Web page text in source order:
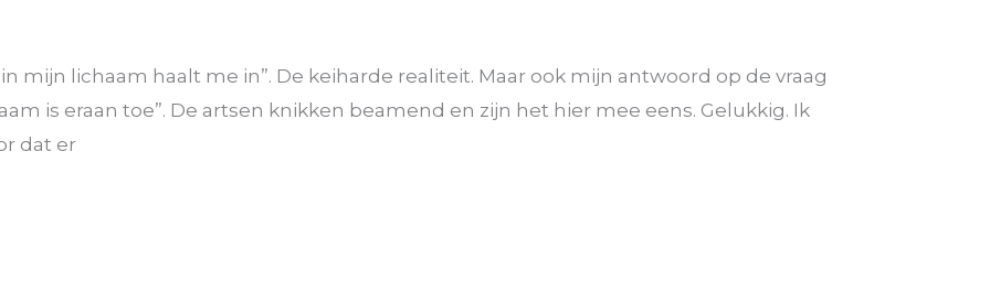
mijn lichaam haalt me in”. De keiharde realiteit. Maar ook mijn antwoord op de vraag
is eraan toe”. De artsen knikken beamend en zijn het hier mee eens. Gelukkig. Ik
dat er